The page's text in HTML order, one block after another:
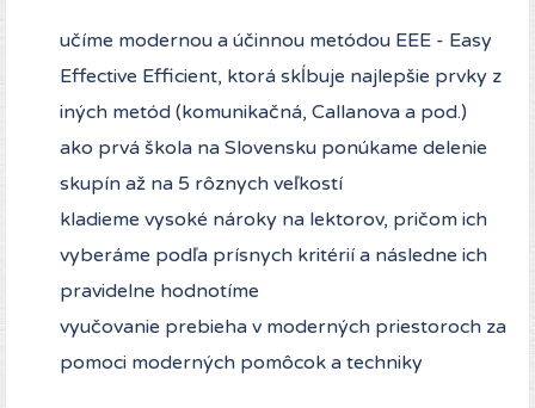
učíme modernou a účinnou metódou EEE - Easy
Effective Efficient, ktorá skĺbuje najlepšie prvky z
iných metód (komunikačná, Callanova a pod.)
ako prvá škola na Slovensku ponúkame delenie
skupín až na 5 rôznych veľkostí
kladieme vysoké nároky na lektorov, pričom ich
vyberáme podľa prísnych kritérií a následne ich
pravidelne hodnotíme
vyučovanie prebieha v moderných priestoroch za
pomoci moderných pomôcok a techniky